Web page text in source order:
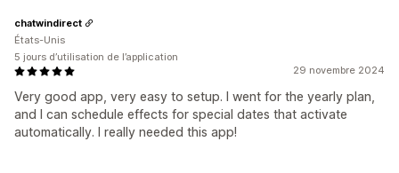
29 novembre 2024
Very good app, very easy to setup. I went for the yearly plan,
and I can schedule effects for special dates that activate
automatically. I really needed this app!
chatwindirect
États-Unis
5 jours d’utilisation de l’application